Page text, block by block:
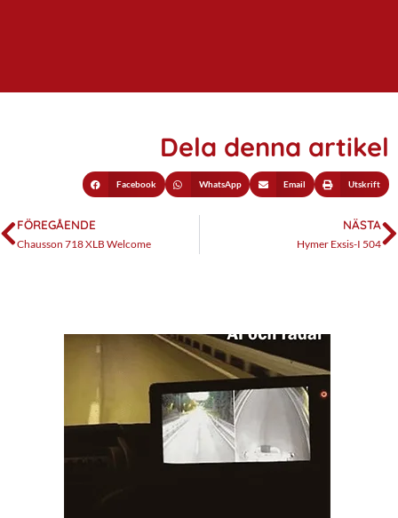
Dela denna artikel
Facebook WhatsApp Email Utskrift
FÖREGÅENDE
Chausson 718 XLB Welcome
NÄSTA
Hymer Exsis-I 504